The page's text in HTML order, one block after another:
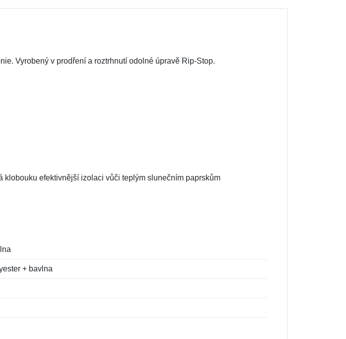
Vyrobený v prodření a roztrhnutí odolné úpravě Rip-Stop.
efektivnější izolaci vůči teplým slunečním paprskům
+ bavlna